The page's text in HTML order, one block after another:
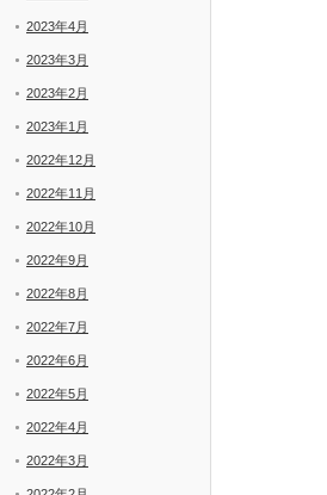
2023年4月
2023年3月
2023年2月
2023年1月
2022年12月
2022年11月
2022年10月
2022年9月
2022年8月
2022年7月
2022年6月
2022年5月
2022年4月
2022年3月